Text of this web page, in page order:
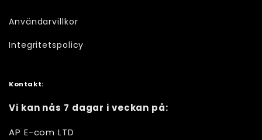
Användarvillkor
Integritetspolicy
Kontakt:
Vi kan nås 7 dagar i veckan på:
AP E-com LTD